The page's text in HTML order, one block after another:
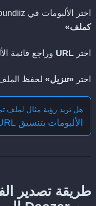
اختر الألبومات في Soundiiz، ثم اختر
كملف»
اختر URL وراجع قائمة
اختر «تنزيل» لحفظ
هل تريد رؤية مثال لملف
الألبومات بتنسيق URL
طريقة تصدير